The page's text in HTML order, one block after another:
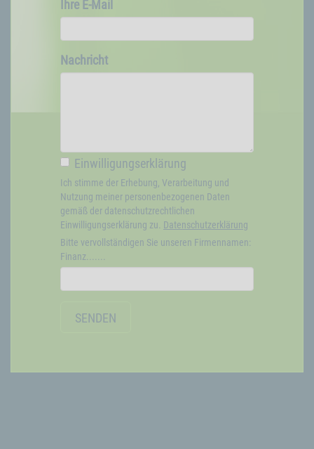
Ihre E-Mail
Nachricht
Einwilligungserklärung
Ich stimme der Erhebung, Verarbeitung und
Nutzung meiner personenbezogenen Daten
gemäß der datenschutzrechtlichen
Einwilligungserklärung zu. Datenschutzerklärung
Bitte vervollständigen Sie unseren Firmennamen:
Finanz.......
SENDEN